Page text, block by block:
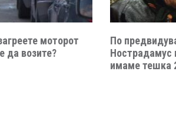
моторот
да возите?
По
Нострадамус
имаме тешка